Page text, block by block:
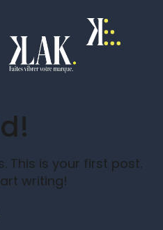
This is your first post.
writing!